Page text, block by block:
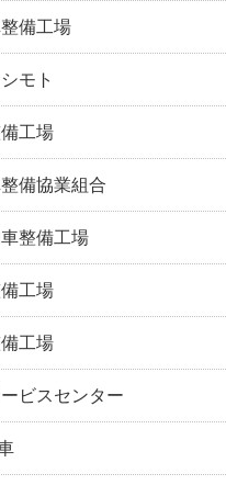
備工場
モト
工場
備協業組合
整備工場
工場
工場
ビスセンター